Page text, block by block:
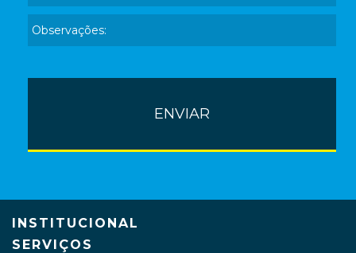
INSTITUCIONAL
SERVIÇOS